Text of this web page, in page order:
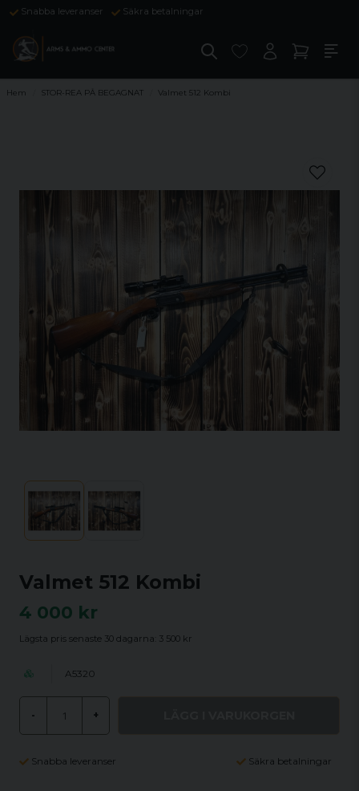
Snabba leveranser Säkra betalningar
Hem STOR-REA PÅ BEGAGNAT Valmet 512 Kombi
Valmet 512 Kombi
4 000 kr
Lägsta pris senaste 30 dagarna: 3 500 kr
A5320
- +
Snabba leveranser Säkra betalningar